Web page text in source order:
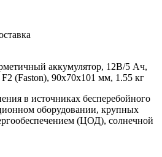
аккумулятор, 12В/5 Ач,
(Faston), 90х70х101 мм, 1.55 кг
в источниках бесперебойного
оборудовании, крупных
(ЦОД), солнечной